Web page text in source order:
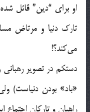
او برای‌ “دین” قائل‌
تارک‌ دنیا و مرتاض‌
می‌کند؟!
دستکم‌ در تصویر
«باد» بودن‌ دنیاست)
راهبان‌ و تارکان‌